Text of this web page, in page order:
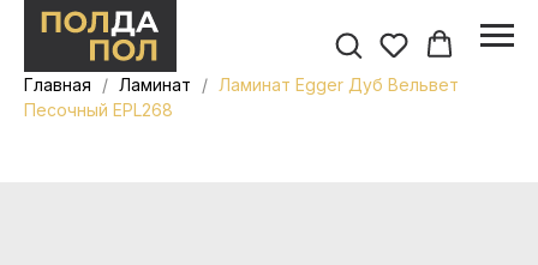
Главная Ламинат
Ламинат Egger Дуб Вельвет
Песочный EPL268